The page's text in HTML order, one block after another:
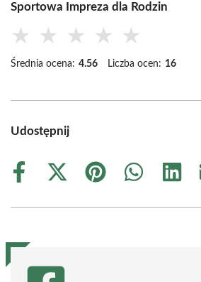
Sportowa Impreza dla Rodzin
★ ★ ★ ★ ★
Średnia ocena: 4.56 Liczba ocen: 16
Udostępnij
Share
Share
(Twitter)
Share
Share
Share